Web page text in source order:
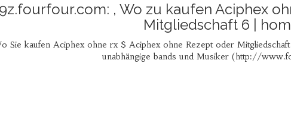
, Wo zu kaufen Aciphex
Mitgliedschaft 6 |
Sie kaufen Aciphex ohne rx $ Aciphex ohne Rezept oder
unabhängige bands und Musiker (http://